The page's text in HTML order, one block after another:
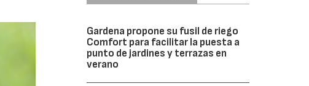
Gardena propone su fusil de riego
Comfort para facilitar la puesta a
punto de jardines y terrazas en
verano